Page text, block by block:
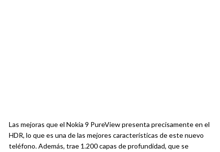
Las mejoras que el Nokia 9 PureView presenta precisamente en el
HDR, lo que es una de las mejores características de este nuevo
teléfono. Además, trae 1.200 capas de profundidad, que se